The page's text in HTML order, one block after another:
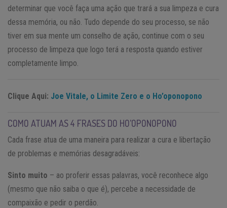
determinar que você faça uma ação que trará a sua limpeza e cura
dessa memória, ou não. Tudo depende do seu processo, se não
tiver em sua mente um conselho de ação, continue com o seu
processo de limpeza que logo terá a resposta quando estiver
completamente limpo.
Clique Aqui: Joe Vitale, o Limite Zero e o Ho’oponopono
COMO ATUAM AS 4 FRASES DO HO’OPONOPONO
Cada frase atua de uma maneira para realizar a cura e libertação
de problemas e memórias desagradáveis:
Sinto muito – ao proferir essas palavras, você reconhece algo
(mesmo que não saiba o que é), percebe a necessidade de
compaixão e pedir o perdão.